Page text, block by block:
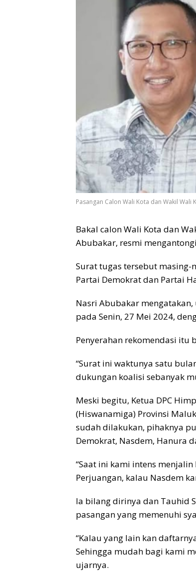
Pasangan Calon Wali Kota dan Wakil
Bakal calon Wali Kota dan
Abubakar, resmi
Surat tugas tersebut masing-
Partai Demokrat dan Partai
Nasri Abubakar
pada Senin, 27 Mei 2024,
Penyerahan rekomendasi itu
“Surat ini waktunya satu
dukungan koalisi sebanyak
Meski begitu, Ketua DPC
(Hiswanamiga) Provinsi
sudah dilakukan, pihaknya
Demokrat, Nasdem, Hanura
“Saat ini kami intens
Perjuangan, kalau Nasdem
Ia bilang dirinya dan Tauhid
pasangan yang memenuhi
“Kalau yang lain kan
Sehingga mudah bagi kami
ujarnya.